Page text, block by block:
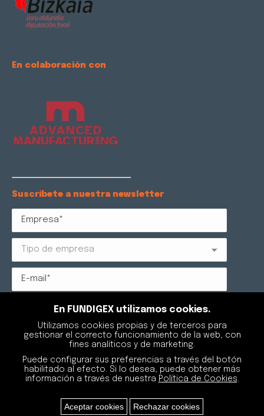
En colaboración con
Suscríbete a nuestra newsletter
Protección de datos: Reglamento (UE) 2016/679 RGPD y
EXPORTADORES DE FUNDICIÓN, como responsable del
tratamiento, tratará sus datos para gestionar su
suscripción a la newsletter. Podrá retirar su
consentimiento sin que se vean afectados los
tratamientos de datos que se hayan podido realizar
con anterioridad, y podrá ejercitar los derechos de
acceso, rectificación y supresión de los datos, entre
adicional que está a su disposición en el apartado de
Política de Privacidad.
En FUNDIGEX utilizamos cookies.
Utilizamos cookies propias y de terceros para
gestionar el correcto funcionamiento de la web, con
fines analíticos y de marketing.
Puede configurar sus preferencias a través del botón
habilitado al efecto. Si lo desea, puede obtener más
información a través de nuestra Política de Cookies.
Aceptar cookies Rechazar cookies